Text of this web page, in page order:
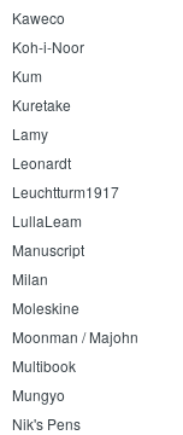
Kaweco
Koh-i-Noor
Kum
Kuretake
Lamy
Leonardt
Leuchtturm1917
LullaLeam
Manuscript
Milan
Moleskine
Moonman / Majohn
Multibook
Mungyo
Nik's Pens